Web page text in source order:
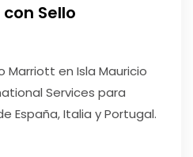
Sello
Marriott en Isla Mauricio
Services para
España, Italia y Portugal.